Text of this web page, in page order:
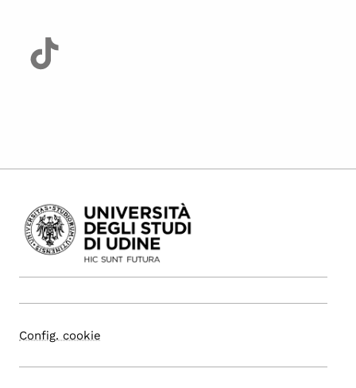
Config. cookie